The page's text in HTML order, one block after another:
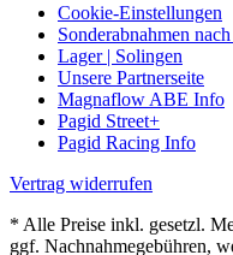
Cookie-Einstellungen
Sonderabnahmen
Lager | Solingen
Unsere Partnerseite
Magnaflow ABE Info
Pagid Street+
Pagid Racing Info
Vertrag widerrufen
* Alle Preise inkl. gesetzl.
ggf. Nachnahmegebühren,